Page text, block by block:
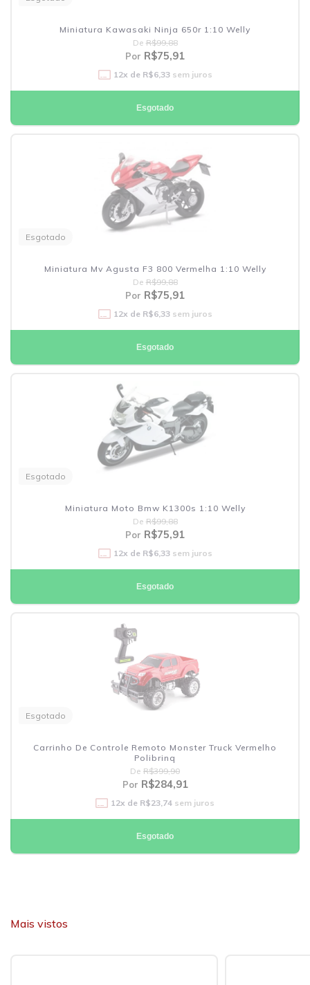
Miniatura Kawasaki Ninja 650r 1:10 Welly
De R$99,88
Por R$75,91
12x de R$6,33sem juros
Esgotado
Esgotado
Miniatura Mv Agusta F3 800 Vermelha 1:10 Welly
De R$99,88
Por R$75,91
12x de R$6,33sem juros
Esgotado
Esgotado
Miniatura Moto Bmw K1300s 1:10 Welly
De R$99,88
Por R$75,91
12x de R$6,33sem juros
Esgotado
Esgotado
Carrinho De Controle Remoto Monster Truck Vermelho
Polibrinq
De R$399,90
Por R$284,91
12x de R$23,74 sem juros
Esgotado
Mais vistos